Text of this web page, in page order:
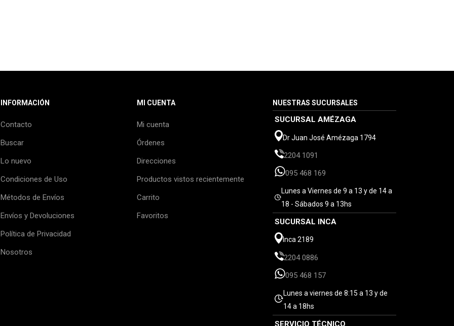
INFORMACIÓN
Contacto
Buscar
Lo nuevo
Condiciones de Uso
Métodos de Envíos
Envíos y Devoluciones
Política de Privacidad
Nosotros
MI CUENTA
Mi cuenta
Órdenes
Direcciones
Productos vistos recientemente
Carrito
Favoritos
NUESTRAS SUCURSALES
SUCURSAL AMÉZAGA
Dr Juan José Amézaga 1794
2204 1091
095 468 169
Lunes a Viernes de 9 a 13 y de 14 a
18 - Sábados 9 a 13hs
SUCURSAL INCA
Inca 2189
2204 0886
095 468 157
Lunes a viernes de 8:15 a 13 y de
14 a 18hs
SERVICIO TÉCNICO